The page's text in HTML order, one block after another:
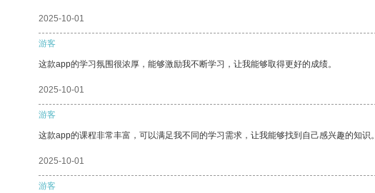
2025-10-01
游客
这款app的学习氛围很浓厚，能够激励我不断学习，让我能够取得更好的成绩。
2025-10-01
游客
这款app的课程非常丰富，可以满足我不同的学习需求，让我能够找到自己感兴趣的知识。
2025-10-01
游客